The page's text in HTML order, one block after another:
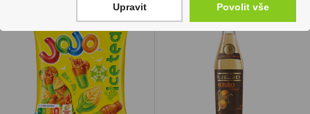
Upravit Povolit vše